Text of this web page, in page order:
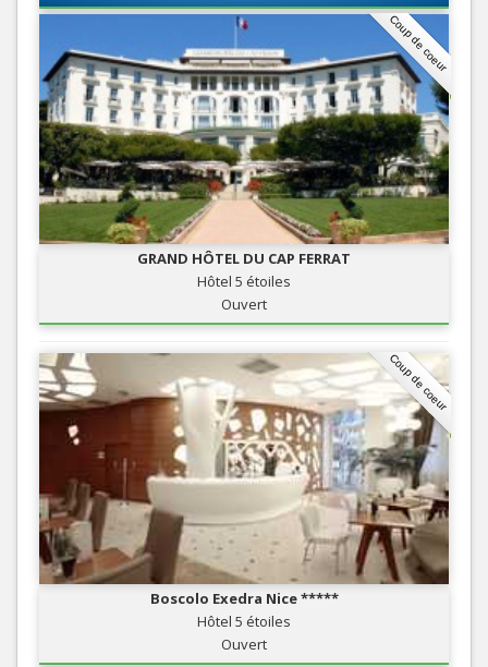
Coup de coeur
GRAND HÔTEL DU CAP FERRAT
Hôtel 5 étoiles
Ouvert
Coup de coeur
Boscolo Exedra Nice *****
Hôtel 5 étoiles
Ouvert